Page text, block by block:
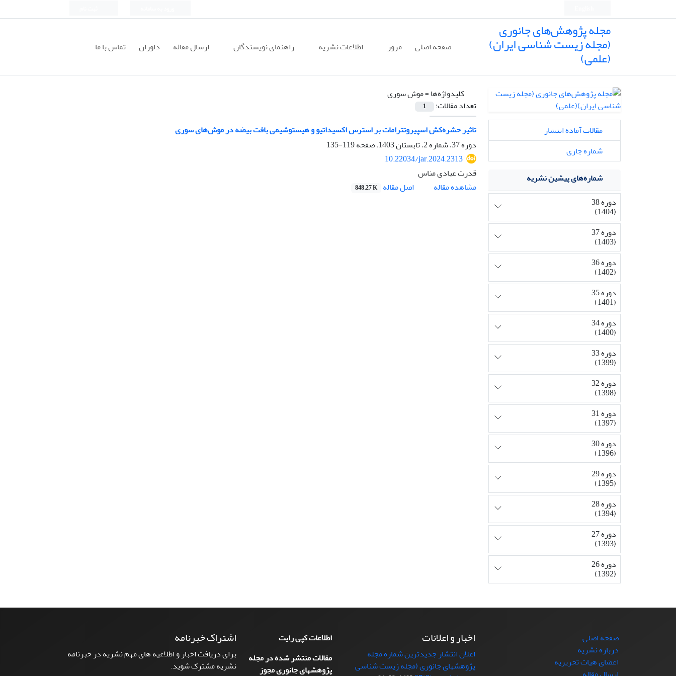
مجله پژوهش‌های جانوری
(مجله زیست شناسی ایران)
(علمی) صفحه اصلی مرور اطلاعات نشریه راهنمای نویسندگان ارسال مقاله داوران تماس با ما
کلیدواژه‌ها =موش سوری
تعداد مقالات:
1
تاثیر حشره‌کش اسپیروتترامات بر استرس اکسیداتیو و هیستوشیمی بافت بیضه در موش‌های سوری
دوره 37، شماره 2، تابستان 1403، صفحه
119-135
10.22034/jar.2024.2313
قدرت عبادی مناس
مشاهده مقاله
اصل مقاله 848.27 K
مقالات آماده انتشار
شماره جاری
شماره‌های پیشین نشریه
دوره 38
(1404)
دوره 37
(1403)
دوره 36
(1402)
دوره 35
(1401)
دوره 34
(1400)
دوره 33
(1399)
دوره 32
(1398)
دوره 31
(1397)
دوره 30
(1396)
دوره 29
(1395)
دوره 28
(1394)
دوره 27
(1393)
دوره 26
(1392)
صفحه اصلی
درباره نشریه
اعضای هیات تحریریه
اخبار و اعلانات
اعلان انتشار جدیدترین شماره مجله
پژوهشهای جانوری (مجله زیست شناسی
اطلاعات کپی رایت
مقالات منتشر شده در مجله
پژوهشهای جانوری مجوز
اشتراک خبرنامه
برای دریافت اخبار و اطلاعیه های مهم نشریه در خبرنامه
نشریه مشترک شوید.